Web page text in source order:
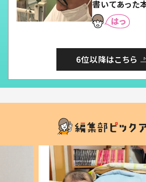
書いてあった
6位以降はこちら